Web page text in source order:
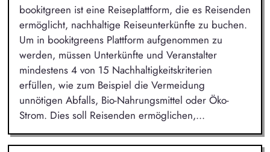
bookitgreen ist eine Reiseplattform, die es Reisenden
ermöglicht, nachhaltige Reiseunterkünfte zu buchen.
Um in bookitgreens Plattform aufgenommen zu
werden, müssen Unterkünfte und Veranstalter
mindestens 4 von 15 Nachhaltigkeitskriterien
erfüllen, wie zum Beispiel die Vermeidung
unnötigen Abfalls, Bio-Nahrungsmittel oder Öko-
Strom. Dies soll Reisenden ermöglichen,...